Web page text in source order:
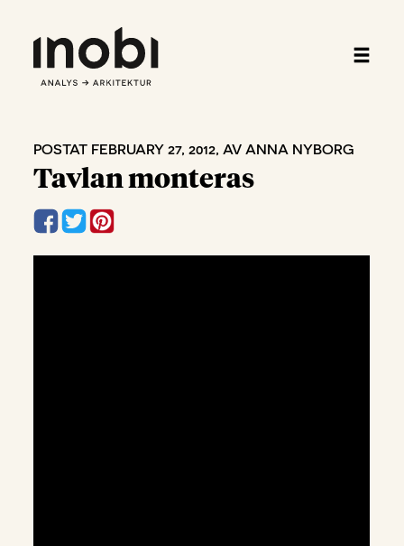
POSTAT FEBRUARY 27, 2012, AV ANNA NYBORG
Tavlan monteras